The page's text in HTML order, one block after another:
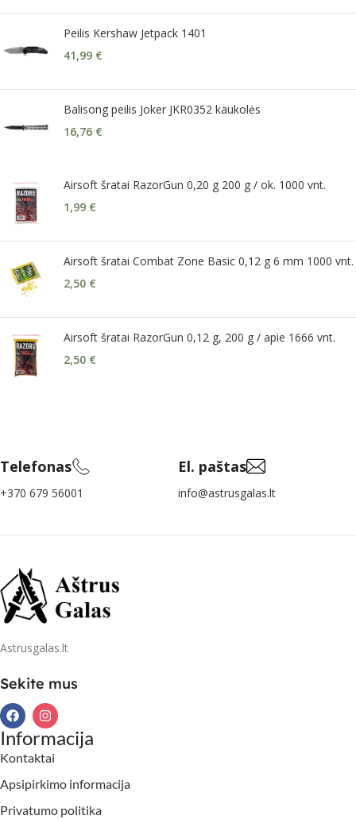
Peilis Kershaw Jetpack 1401
41,99 €
Balisong peilis Joker JKR0352 kaukolės
16,76 €
Airsoft šratai RazorGun 0,20 g 200 g / ok. 1000 vnt.
1,99 €
Airsoft šratai Combat Zone Basic 0,12 g 6 mm 1000 vnt.
2,50 €
Airsoft šratai RazorGun 0,12 g, 200 g / apie 1666 vnt.
2,50 €
Telefonas
+370 679 56001
El. paštas
info@astrusgalas.lt
Astrusgalas.lt
Sekite mus
Informacija
Kontaktai
Apsipirkimo informacija
Privatumo politika